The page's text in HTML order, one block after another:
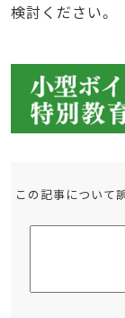
検討ください。
この記事について